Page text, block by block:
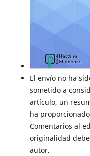
El envío no ha
sometido a
artículo, un
ha
Comentarios al
originalidad
autor.